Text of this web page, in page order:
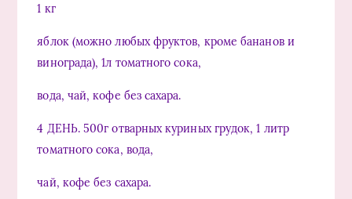
1 кг
яблок (можно любых фруктов, кроме бананов и
винограда), 1л томатного сока,
вода, чай, кофе без сахара.
4 ДЕНЬ. 500г отварных куриных грудок, 1 литр
томатного сока, вода,
чай, кофе без сахара.